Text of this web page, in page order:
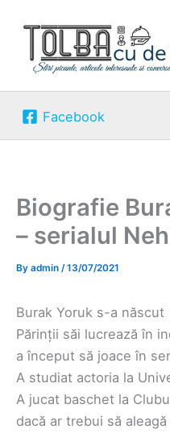
content
Facebook
Biografie
– serialul
By admin /13/07/2021
Burak Yoruk s-a
Părinții săi lucrează în
a început să joace în
A studiat actoria la
A jucat baschet la
dacă ar trebui să